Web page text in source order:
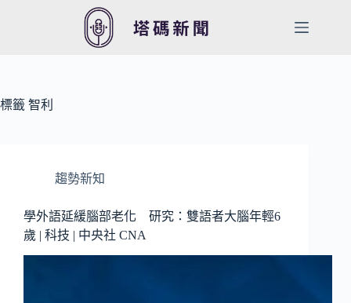
容
標籤 智利
趨勢新知
學外語延緩腦部老化 研究：雙語者大腦年輕6
歲 | 科技 | 中央社 CNA